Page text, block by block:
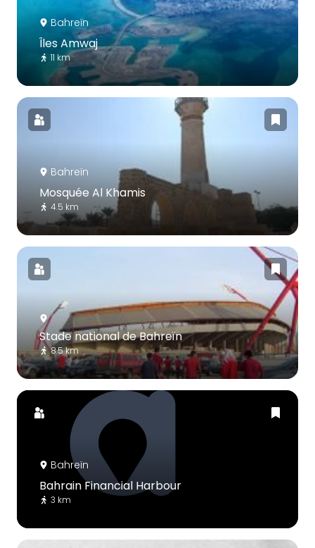
Bahreïn
Îles Amwaj
11 km
Bahreïn
Mosquée Al Khamis
4.5 km
Stade national de Bahreïn
8.5 km
Bahreïn
Bahrain Financial Harbour
3 km